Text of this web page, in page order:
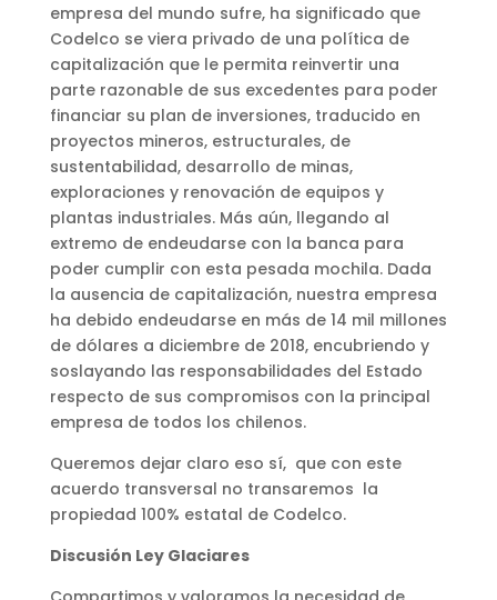
empresa del mundo sufre, ha significado que
Codelco se viera privado de una política de
capitalización que le permita reinvertir una
parte razonable de sus excedentes para poder
financiar su plan de inversiones, traducido en
proyectos mineros, estructurales, de
sustentabilidad, desarrollo de minas,
exploraciones y renovación de equipos y
plantas industriales. Más aún, llegando al
extremo de endeudarse con la banca para
poder cumplir con esta pesada mochila. Dada
la ausencia de capitalización, nuestra empresa
ha debido endeudarse en más de 14 mil millones
de dólares a diciembre de 2018, encubriendo y
soslayando las responsabilidades del Estado
respecto de sus compromisos con la principal
empresa de todos los chilenos.
Queremos dejar claro eso sí, que con este
acuerdo transversal no transaremos la
propiedad 100% estatal de Codelco.
Discusión Ley Glaciares